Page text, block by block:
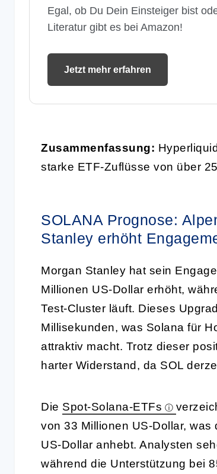
Egal, ob Du Dein Einsteiger bist
Literatur gibt es bei Amazon!
Jetzt mehr erfahren
Zusammenfassung:
starke ETF-Zuflüsse von über
SOLANA Prognose:
Stanley erhöht
Morgan Stanley hat sein
Millionen US-Dollar erhöht,
Test-Cluster läuft. Dieses
Millisekunden, was Solana für
attraktiv macht. Trotz dieser
harter Widerstand, da SOL
Die Spot-Solana-ETFs
von 33 Millionen US-Dollar,
US-Dollar anhebt. Analysten
während die Unterstützung bei